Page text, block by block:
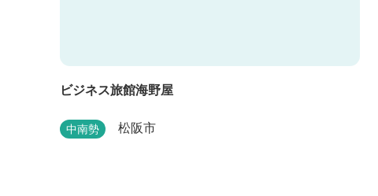
ビジネス旅館海野屋
中南勢 松阪市